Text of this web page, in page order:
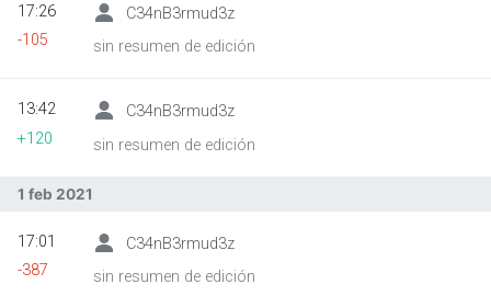
C34nB3rmud3z
sin resumen de edición
17:26
-105
C34nB3rmud3z
sin resumen de edición
13:42
+120
1 feb 2021
C34nB3rmud3z
sin resumen de edición
17:01
-387